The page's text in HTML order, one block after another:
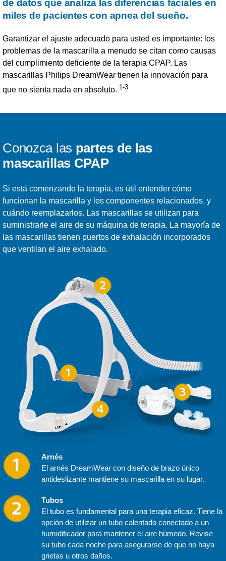
de datos que analiza las diferencias faciales en
miles de pacientes con apnea del sueño.
Garantizar el ajuste adecuado para usted es importante: los
problemas de la mascarilla a menudo se citan como causas
del cumplimiento deficiente de la terapia CPAP. Las
mascarillas Philips DreamWear tienen la innovación para
que no sienta nada en absoluto. 1-3
Conozca las partes de las
mascarillas CPAP
Si está comenzando la terapia, es útil entender cómo
funcionan la mascarilla y los componentes relacionados, y
cuándo reemplazarlos. Las mascarillas se utilizan para
suministrarle el aire de su máquina de terapia. La mayoría de
las mascarillas tienen puertos de exhalación incorporados
que ventilan el aire exhalado.
Arnés
El arnés DreamWear con diseño de brazo único
antideslizante mantiene su mascarilla en su lugar.
Tubos
El tubo es fundamental para una terapia eficaz. Tiene la
opción de utilizar un tubo calentado conectado a un
humidificador para mantener el aire húmedo. Revise
su tubo cada noche para asegurarse de que no haya
grietas u otros daños.